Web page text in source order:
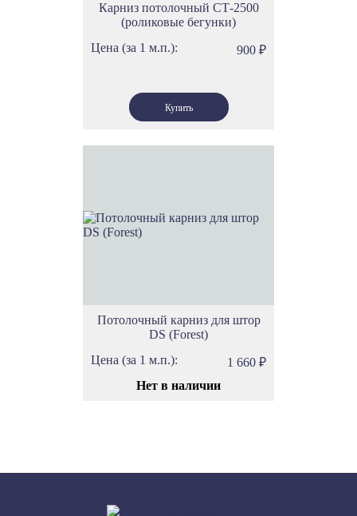
Карниз потолочный СТ-2500
(роликовые бегунки)
Цена (за 1 м.п.):
900 ₽
Потолочный карниз для штор
DS (Forest)
Цена (за 1 м.п.):
1 660 ₽
Нет в наличии